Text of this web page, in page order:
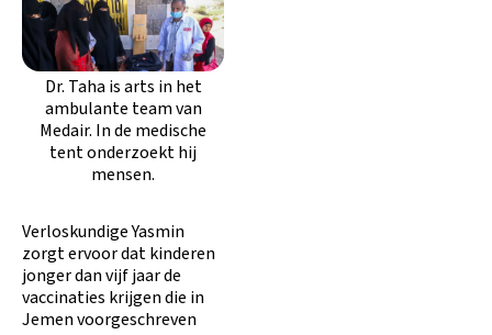
Dr. Taha is arts in het
ambulante team van
Medair. In de medische
tent onderzoekt hij
mensen.
Verloskundige Yasmin
zorgt ervoor dat kinderen
jonger dan vijf jaar de
vaccinaties krijgen die in
Jemen voorgeschreven